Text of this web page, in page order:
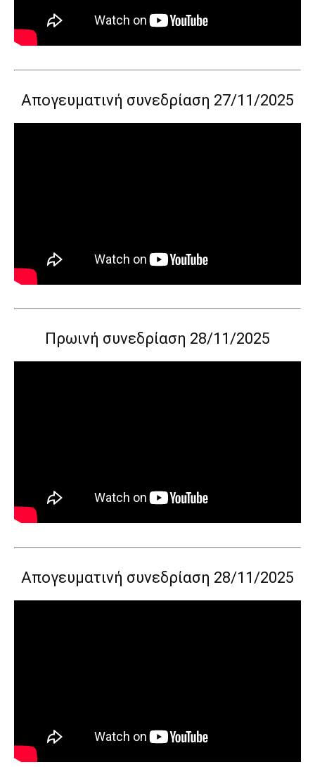
Απογευματινή συνεδρίαση 27/11/2025
Πρωινή συνεδρίαση 28/11/2025
Απογευματινή συνεδρίαση 28/11/2025